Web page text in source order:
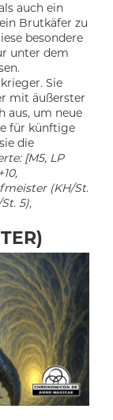
auch ein
Brutkäfer zu
besondere
unter dem
Sie
mit äußerster
aus, um neue
für künftige
die
[M5, LP
(KH/St.
5),